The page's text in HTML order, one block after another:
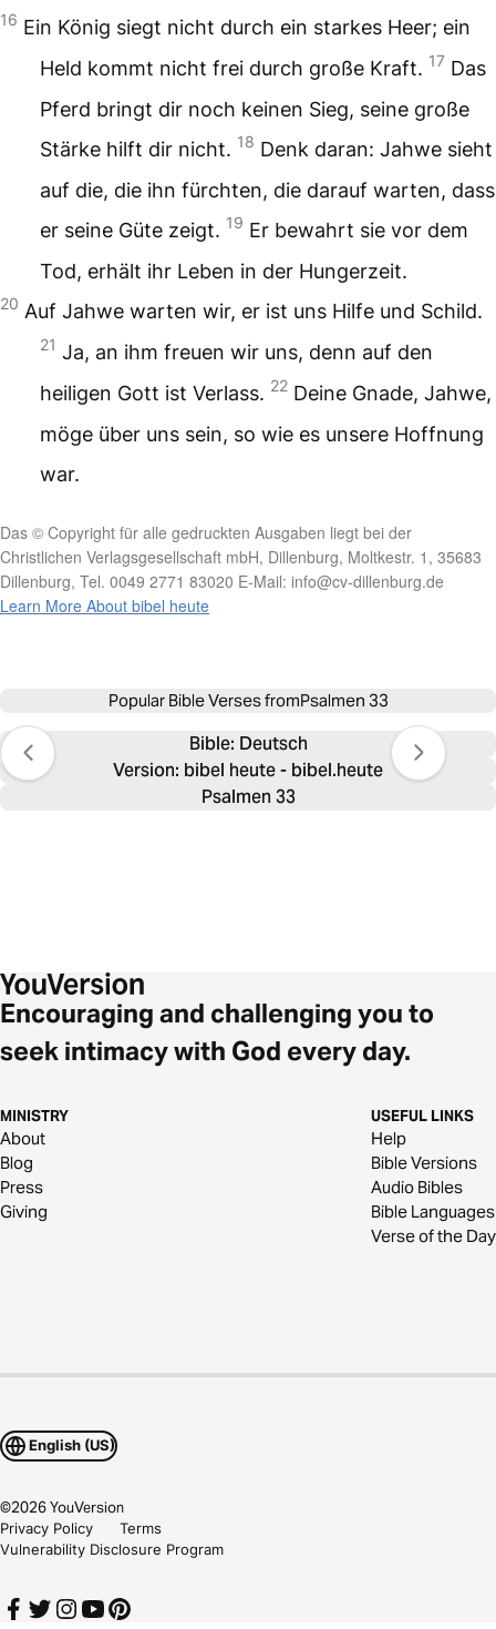
16 Ein König siegt nicht durch ein starkes Heer; ein
Held kommt nicht frei durch große Kraft. 17 Das
Pferd bringt dir noch keinen Sieg, seine große
Stärke hilft dir nicht. 18 Denk daran: Jahwe sieht
auf die, die ihn fürchten, die darauf warten, dass
er seine Güte zeigt. 19 Er bewahrt sie vor dem
Tod, erhält ihr Leben in der Hungerzeit.
20 Auf Jahwe warten wir, er ist uns Hilfe und Schild.
21 Ja, an ihm freuen wir uns, denn auf den
heiligen Gott ist Verlass. 22 Deine Gnade, Jahwe,
möge über uns sein, so wie es unsere Hoffnung
war.
Das © Copyright für alle gedruckten Ausgaben liegt bei der
Christlichen Verlagsgesellschaft mbH, Dillenburg, Moltkestr. 1, 35683
Dillenburg, Tel. 0049 2771 83020 E-Mail: info@cv-dillenburg.de
Learn More About bibel heute
Popular Bible Verses fromPsalmen 33
Bible: Deutsch
Version: bibel heute - bibel.heute
Psalmen 33
Encouraging and challenging you to
seek intimacy with God every day.
MINISTRY
About
Blog
Press
Giving
USEFUL LINKS
Help
Bible Versions
Audio Bibles
Bible Languages
Verse of the Day
English (US)
©2026YouVersion
Privacy Policy
Terms
Vulnerability Disclosure Program